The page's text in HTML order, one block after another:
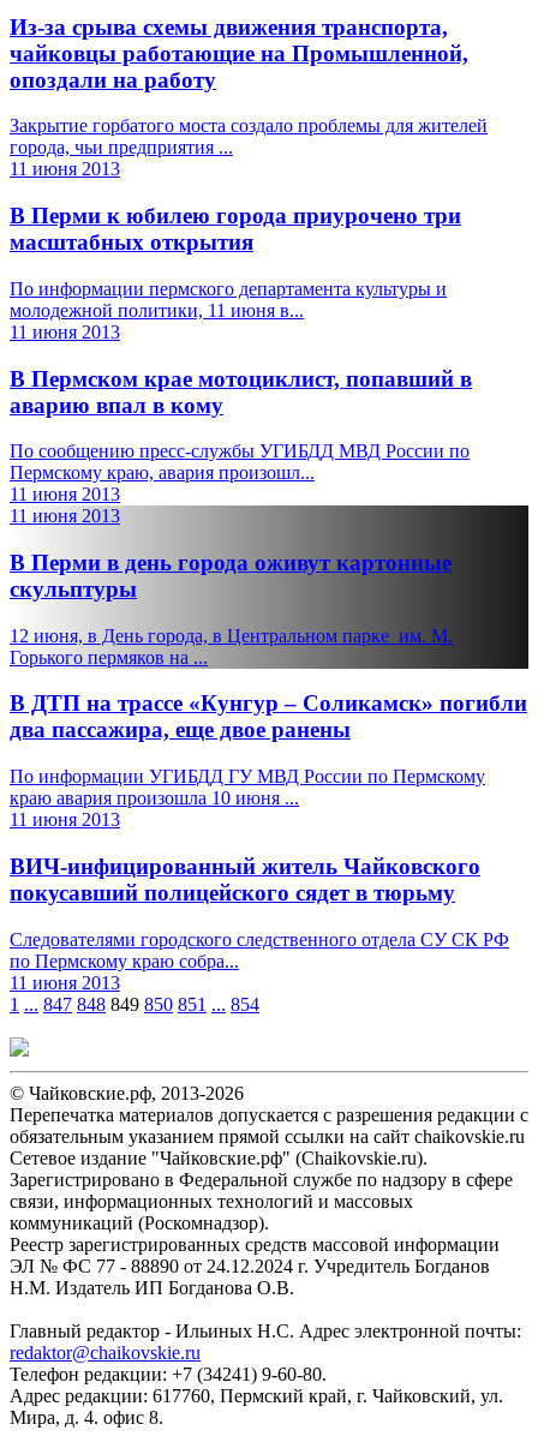
Из-за срыва схемы движения транспорта,
чайковцы работающие на Промышленной,
опоздали на работу
Закрытие горбатого моста создало проблемы для жителей
города, чьи предприятия ...
11 июня 2013
В Перми к юбилею города приурочено три
масштабных открытия
По информации пермского департамента культуры и
молодежной политики, 11 июня в...
11 июня 2013
В Пермском крае мотоциклист, попавший в
аварию впал в кому
По сообщению пресс-службы УГИБДД МВД России по
Пермскому краю, авария произошл...
11 июня 2013
11 июня 2013
В Перми в день города оживут картонные
скульптуры
12 июня, в День города, в Центральном парке им. М.
Горького пермяков на ...
В ДТП на трассе «Кунгур – Соликамск» погибли
два пассажира, еще двое ранены
По информации УГИБДД ГУ МВД России по Пермскому
краю авария произошла 10 июня ...
11 июня 2013
ВИЧ-инфицированный житель Чайковского
покусавший полицейского сядет в тюрьму
Следователями городского следственного отдела СУ СК РФ
по Пермскому краю собра...
11 июня 2013
1 ... 847 848 849 850 851 ... 854
© Чайковские.рф, 2013-2026
Перепечатка материалов допускается с разрешения редакции с
обязательным указанием прямой ссылки на сайт chaikovskie.ru
Сетевое издание "Чайковские.рф" (Chaikovskie.ru).
Зарегистрировано в Федеральной службе по надзору в сфере
связи, информационных технологий и массовых
коммуникаций (Роскомнадзор).
Реестр зарегистрированных средств массовой информации
ЭЛ № ФС 77 - 88890 от 24.12.2024 г. Учредитель Богданов
Н.М. Издатель ИП Богданова О.В.
Главный редактор - Ильиных Н.С. Адрес электронной почты:
redaktor@chaikovskie.ru
Телефон редакции: +7 (34241) 9-60-80.
Адрес редакции: 617760, Пермский край, г. Чайковский, ул.
Мира, д. 4. офис 8.